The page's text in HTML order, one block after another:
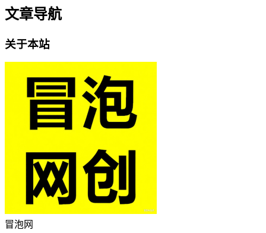
文章导航
关于本站
冒泡网